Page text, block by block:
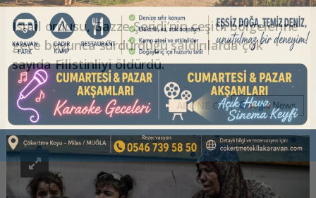
İsrail ordusu, Gazze Şeridi’nin çeşitli bölgelerine
gece boyunca sürdürdüğü saldırılarda çok
sayıda Filistinliyi öldürdü.
ABONE OL